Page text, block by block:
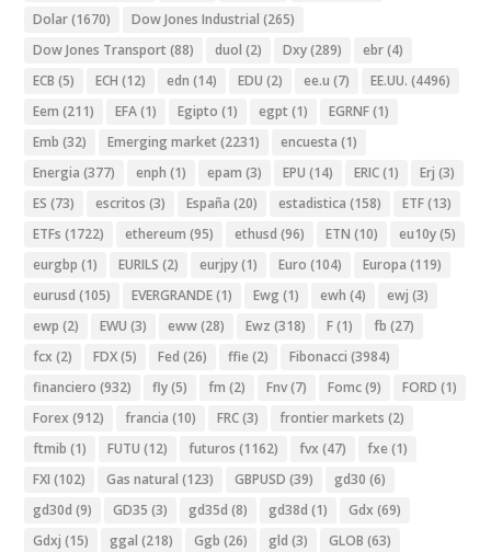
Dolar(1670) Dow Jones Industrial (265)
Dow Jones Transport (88) duol (2) Dxy(289) ebr(4)
ECB (5) ECH (12) edn (14) EDU (2) ee.u (7) EE.UU. (4496)
Eem (211) EFA(1) Egipto (1) egpt (1) EGRNF(1)
Emb (32) Emerging market (2231) encuesta (1)
Energia (377) enph (1) epam (3) EPU (14) ERIC(1) Erj (3)
ES (73) escritos (3) España (20) estadistica (158) ETF(13)
ETFs (1722) ethereum (95) ethusd (96) ETN (10) eu10y(5)
eurgbp (1) EURILS (2) eurjpy(1) Euro (104) Europa (119)
eurusd (105) EVERGRANDE(1) Ewg (1) ewh (4) ewj (3)
ewp (2) EWU (3) eww(28) Ewz (318) F(1) fb (27)
fcx (2) FDX(5) Fed (26) ffie (2) Fibonacci (3984)
financiero (932) fly(5) fm (2) Fnv(7) Fomc(9) FORD (1)
Forex (912) francia (10) FRC(3) frontier markets (2)
ftmib (1) FUTU (12) futuros (1162) fvx (47) fxe (1)
FXI (102) Gas natural (123) GBPUSD (39) gd30 (6)
gd30d (9) GD35 (3) gd35d (8) gd38d (1) Gdx (69)
Gdxj (15) ggal (218) Ggb (26) gld (3) GLOB (63)